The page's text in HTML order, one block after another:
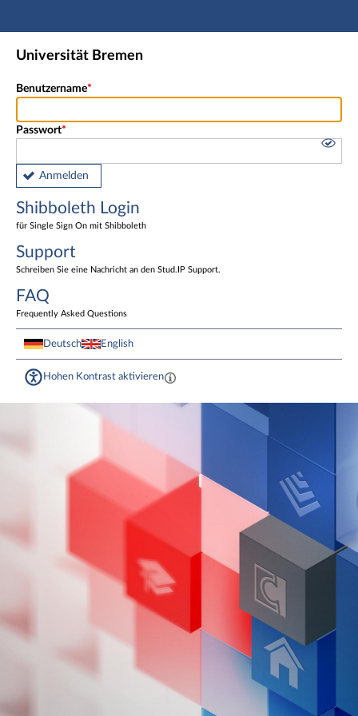
Hauptnavigation
Shibboleth Login
Universität Bremen
Benutzername
Passwort
Anmelden
Shibboleth Login
für Single Sign On mit Shibboleth
Support
Schreiben Sie eine Nachricht an den Stud.IP Support.
FAQ
Frequently Asked Questions
Deutsch English
Hohen Kontrast aktivieren